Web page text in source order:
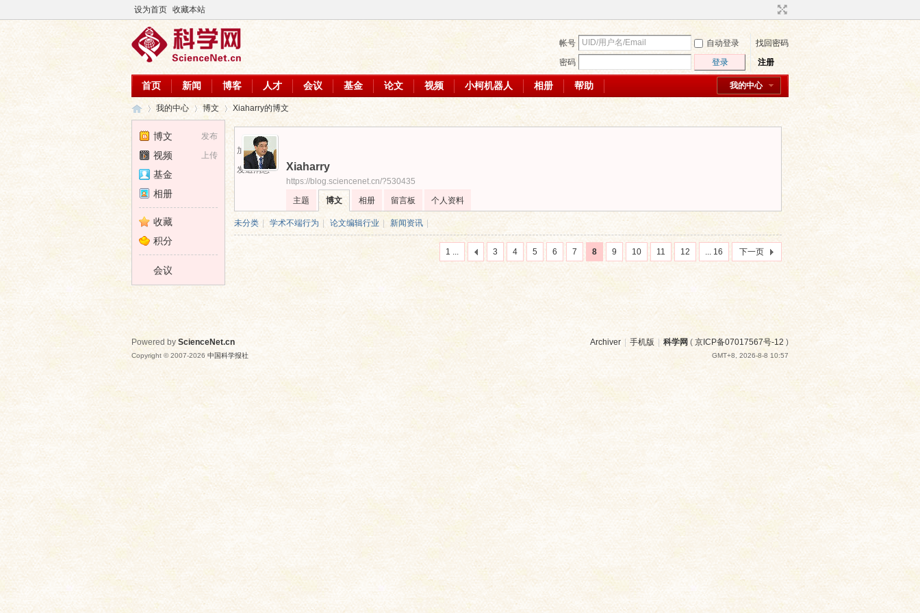
设为首页 收藏本站
帐号 自动登录
找回密码
密码
登录 注册
我的中心
首页 新闻 博客 人才 会议 基金 论文 视频 小柯机器人 相册 帮助
学
›
我的中心 博文 Xiaharry的博文
加为好友
发送消息
Xiaharry
https://blog.sciencenet.cn/?530435
主题
博文 相册 留言板 个人资料
未分类 | 学术不端行为 论文编辑行业 新闻资讯
1 ... 3 4 5 6 7 8 9 10 11 12 ... 16 下一页
发布
博文
上传
视频
基金
相册
收藏
积分
会议
Archiver 手机版 科学网 ( 京ICP备07017567号-12 )
GMT+8, 2026-8-8 10:57
Powered by ScienceNet.cn
Copyright © 2007-2026 中国科学报社